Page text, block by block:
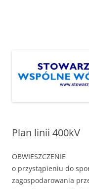
Plan linii 400kV
OBWIESZCZENIE
o przystąpieniu do
zagospodarowania